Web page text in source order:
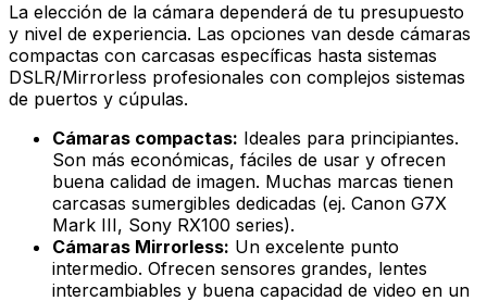
La elección de la cámara dependerá de tu presupuesto
y nivel de experiencia. Las opciones van desde cámaras
compactas con carcasas específicas hasta sistemas
DSLR/Mirrorless profesionales con complejos sistemas
de puertos y cúpulas.
Cámaras compactas: Ideales para principiantes.
Son más económicas, fáciles de usar y ofrecen
buena calidad de imagen. Muchas marcas tienen
carcasas sumergibles dedicadas (ej. Canon G7X
Mark III, Sony RX100 series).
Cámaras Mirrorless: Un excelente punto
intermedio. Ofrecen sensores grandes, lentes
intercambiables y buena capacidad de video en un